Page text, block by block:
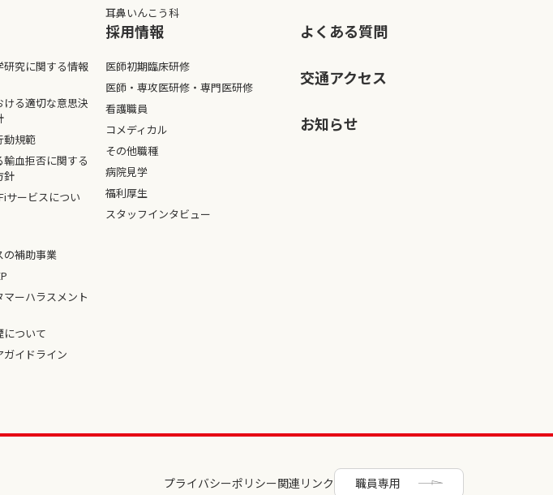
耳鼻いんこう科
研究に関する情報
る適切な意思決
動規範
血拒否に関する
針
サービスについ
の補助事業
ーハラスメント
について
ガイドライン
採⽤情報
医師初期臨床研修
医師・専攻医研修・専門医研修
看護職員
コメディカル
その他職種
病院見学
福利厚生
スタッフインタビュー
よくある質問
交通アクセス
お知らせ
プライバシーポリシー関連リンク 職員専用